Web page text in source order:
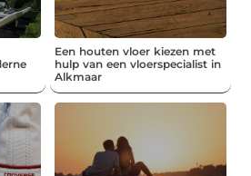
Een houten vloer kiezen met
hulp van een vloerspecialist in
Alkmaar